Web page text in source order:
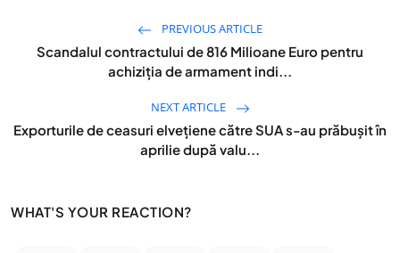
PREVIOUS ARTICLE
Scandalul contractului de 816 Milioane Euro pentru
achiziția de armament indi...
NEXT ARTICLE
Exporturile de ceasuri elvețiene către SUA s-au prăbușit în
aprilie după valu...
WHAT'S YOUR REACTION?